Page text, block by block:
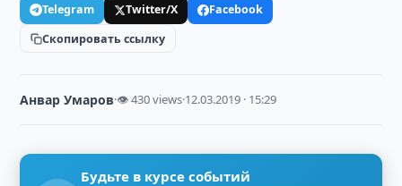
Telegram Twitter/X
Facebook
Скопировать ссылку
Анвар Умаров·👁 430 views·12.03.2019 · 15:29
Будьте в курсе событий